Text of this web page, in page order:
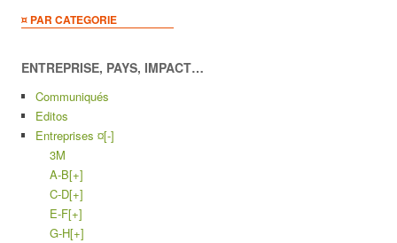
¤ PAR CATEGORIE
ENTREPRISE, PAYS, IMPACT…
Communiqués
Editos
Entreprises ¤[-]
3M
A-B[+]
C-D[+]
E-F[+]
G-H[+]